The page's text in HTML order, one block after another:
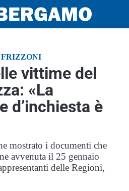
FRIZZONI
vittime del
«La
d’inchiesta è
mostrato i documenti che
avvenuta il 25 gennaio
delle Regioni,